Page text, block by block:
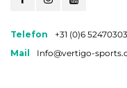
Telefon
+31 (0)6 52470303
Mail
Info@vertigo-